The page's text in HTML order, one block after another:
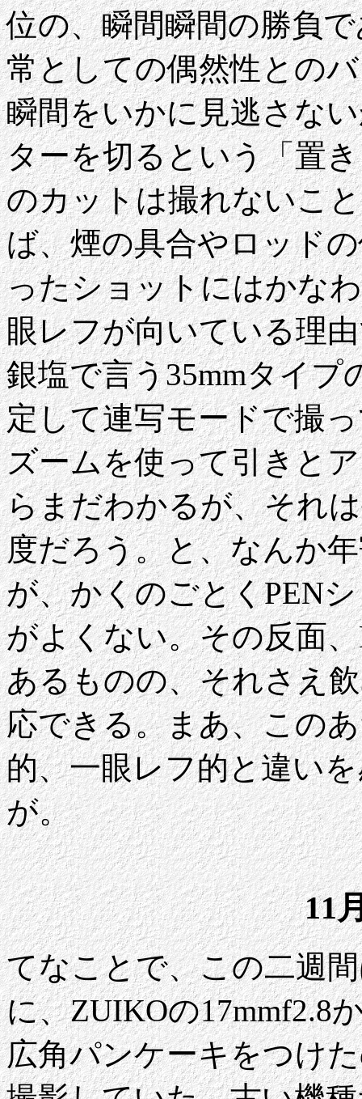
位の、瞬間瞬間の勝負
常としての偶然性との
瞬間をいかに見逃さな
ターを切るという「置
のカットは撮れないこ
ば、煙の具合やロッド
ったショットにはかな
眼レフが向いている理
銀塩で言う35mmタイ
定して連写モードで撮
ズームを使って引きと
らまだわかるが、それ
度だろう。と、なんか
が、かくのごとくPEN
がよくない。その反面
あるものの、それさえ
応できる。まあ、この
的、一眼レフ的と違い
が。
11
てなことで、この二週
に、ZUIKOの17mmf2.8
広角パンケーキをつけ